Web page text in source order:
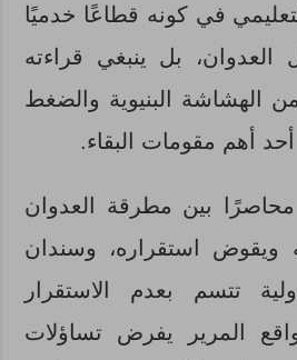
في كونه قطاعًا خدميًا
العدوان، بل ينبغي قراءته
البنيوية والضغط
أهم مقومات البقاء.
محاصرًا بين مطرقة العدوان
ويقوض استقراره، وسندان
تتسم بعدم الاستقرار
المرير يفرض تساؤلات